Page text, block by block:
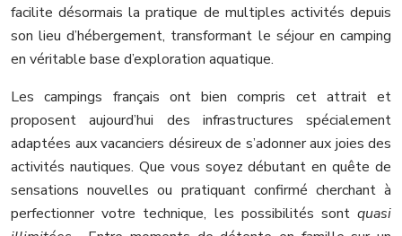
facilite désormais la pratique de multiples activités depuis
son lieu d’hébergement, transformant le séjour en camping
en véritable base d’exploration aquatique.
Les campings français ont bien compris cet attrait et
proposent aujourd’hui des infrastructures spécialement
adaptées aux vacanciers désireux de s’adonner aux joies des
activités nautiques. Que vous soyez débutant en quête de
sensations nouvelles ou pratiquant confirmé cherchant à
perfectionner votre technique, les possibilités sont quasi